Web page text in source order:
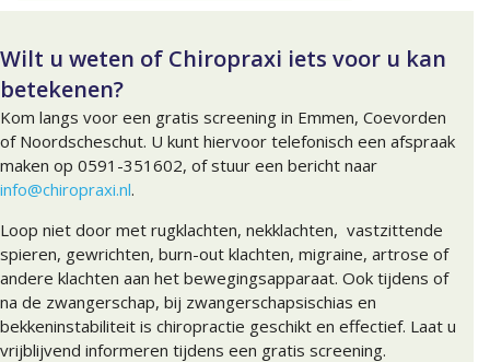
Wilt u weten of Chiropraxi iets voor u kan
betekenen?
Kom langs voor een gratis screening in Emmen, Coevorden
of Noordscheschut. U kunt hiervoor telefonisch een afspraak
maken op 0591-351602, of stuur een bericht naar
info@chiropraxi.nl.
Loop niet door met rugklachten, nekklachten, vastzittende
spieren, gewrichten, burn-out klachten, migraine, artrose of
andere klachten aan het bewegingsapparaat. Ook tijdens of
na de zwangerschap, bij zwangerschapsischias en
bekkeninstabiliteit is chiropractie geschikt en effectief. Laat u
vrijblijvend informeren tijdens een gratis screening.